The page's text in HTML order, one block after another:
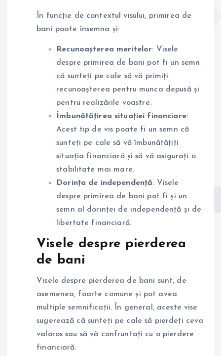
În funcție de contextul visului, primirea de
bani poate însemna și:
Recunoașterea meritelor: Visele
despre primirea de bani pot fi un semn
că sunteți pe cale să vă primiți
recunoașterea pentru munca depusă și
pentru realizările voastre.
Îmbunătățirea situației financiare:
Acest tip de vis poate fi un semn că
sunteți pe cale să vă îmbunătățiți
situația financiară și să vă asigurați o
stabilitate mai mare.
Dorința de independență: Visele
despre primirea de bani pot fi și un
semn al dorinței de independență și de
libertate financiară.
Visele despre pierderea
de bani
Visele despre pierderea de bani sunt, de
asemenea, foarte comune și pot avea
multiple semnificații. În general, aceste vise
sugerează că sunteți pe cale să pierdeți ceva
valoros sau să vă confruntați cu o pierdere
financiară.